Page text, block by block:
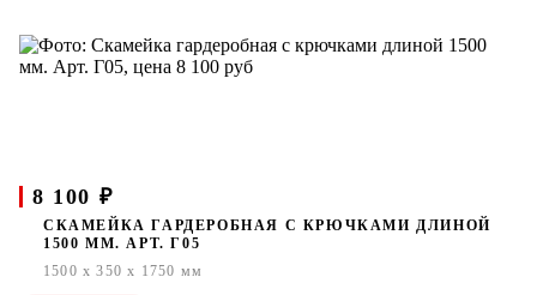
8 100 ₽
СКАМЕЙКА ГАРДЕРОБНАЯ С КРЮЧКАМИ ДЛИНОЙ
1500 ММ. АРТ. Г05
1500 x 350 x 1750 мм